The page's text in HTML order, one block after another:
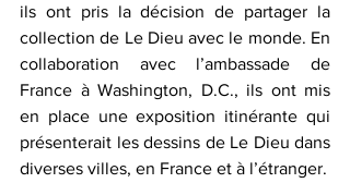
ils ont pris la décision de partager la
collection de Le Dieu avec le monde. En
collaboration avec l’ambassade de
France à Washington, D.C., ils ont mis
en place une exposition itinérante qui
présenterait les dessins de Le Dieu dans
diverses villes, en France et à l’étranger.